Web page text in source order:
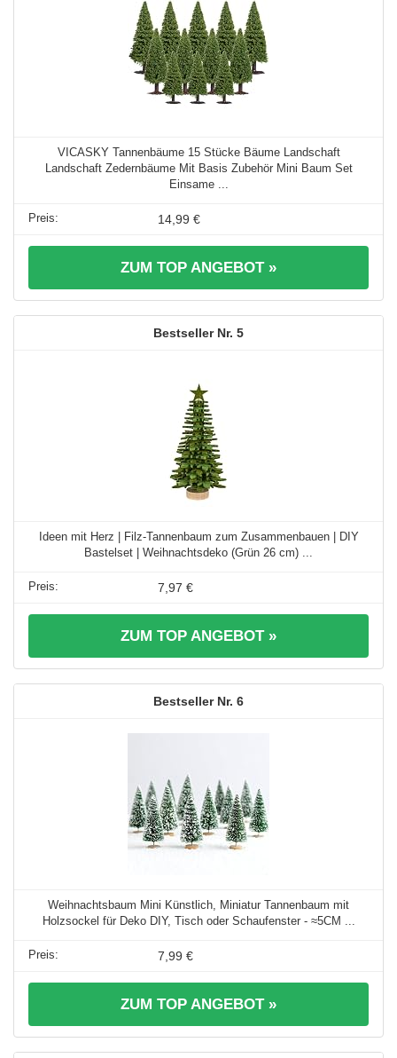
VICASKY Tannenbäume 15 Stücke Bäume Landschaft
Landschaft Zedernbäume Mit Basis Zubehör Mini Baum Set
Einsame ...
14,99 €
ZUM TOP ANGEBOT »
5
Ideen mit Herz | Filz-Tannenbaum zum Zusammenbauen | DIY
Bastelset | Weihnachtsdeko (Grün 26 cm) ...
7,97 €
ZUM TOP ANGEBOT »
6
Weihnachtsbaum Mini Künstlich, Miniatur Tannenbaum mit
Holzsockel für Deko DIY, Tisch oder Schaufenster - ≈5CM ...
7,99 €
ZUM TOP ANGEBOT »